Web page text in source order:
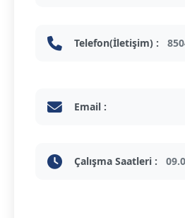
Telefon(İletişim) :
Email :
Çalışma Saatleri :